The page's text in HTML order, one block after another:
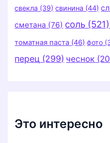
свекла (39) свинина (44)
сметана (76) соль (521)
томатная паста (46) фото
перец (299) чеснок
Это интересно